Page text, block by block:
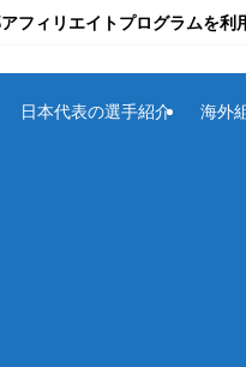
フィリエイトプログラムを利
日本代表の選手紹介 海外